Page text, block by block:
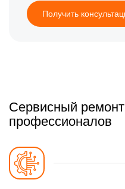
Получить
Сервисный
профессионалов